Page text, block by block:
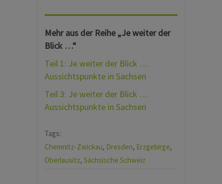
Mehr aus der Reihe „Je weiter der
Blick …“
Teil 1: Je weiter der Blick …
Aussichtspunkte in Sachsen
Teil 3: Je weiter der Blick …
Aussichtspunkte in Sachsen
Tags:
Chemnitz-Zwickau, Dresden, Erzgebirge,
Oberlausitz, Sächsische Schweiz